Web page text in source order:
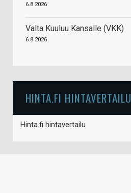
6.8.2026
Valta Kuuluu Kansalle (VKK)
6.8.2026
HINTA.FI HINTAVERTAILU
Hinta.fi hintavertailu